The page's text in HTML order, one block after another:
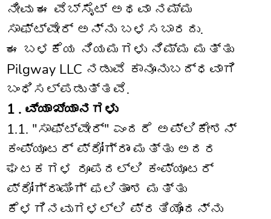
ನೀವು ಈ ವೆಬ್‌ಸೈಟ್ ಅಥವಾ ನಮ್ಮ
ಸಾಫ್ಟ್‌ವೇರ್ ಅನ್ನು ಬಳಸಬಾರದು.
ಈ ಬಳಕೆಯ ನಿಯಮಗಳು ನಿಮ್ಮ ಮತ್ತು
Pilgway LLC ನಡುವೆ ಕಾನೂನುಬದ್ಧವಾಗಿ
ಬಂಧಿಸಲ್ಪಡುತ್ತವೆ.
1 . ವ್ಯಾಖ್ಯಾನಗಳು
1.1. "ಸಾಫ್ಟ್‌ವೇರ್" ಎಂದರೆ ಅಪ್ಲಿಕೇಶನ್
ಕಂಪ್ಯೂಟರ್ ಪ್ರೋಗ್ರಾಂ ಮತ್ತು ಅದರ
ಘಟಕಗಳ ರೂಪದಲ್ಲಿ ಕಂಪ್ಯೂಟರ್
ಪ್ರೋಗ್ರಾಮಿಂಗ್ ಫಲಿತಾಂಶ ಮತ್ತು
ಕೆಳಗಿನವುಗಳಲ್ಲಿ ಪ್ರತಿಯೊಂದನ್ನು